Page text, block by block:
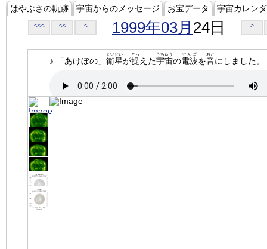
はやぶさの軌跡 宇宙からのメッセージ お宝データ 宇宙カレン
<<< << < 1999年03月 24日 >
♪ 「あけぼの」 衛星
えいせい
が捉
とら
えた宇宙
うちゅう
の電波
でんぱ
を音
おと
にしました。